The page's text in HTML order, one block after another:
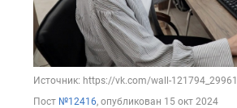
Источник: https://vk.com/wall-121794_29961
Пост №12416, опубликован 15 окт 2024